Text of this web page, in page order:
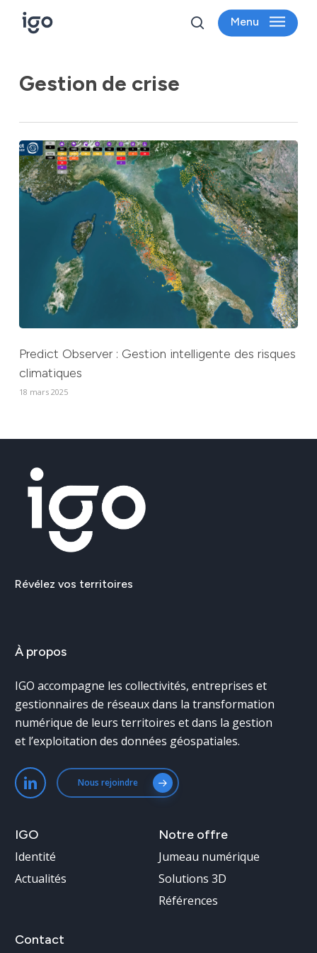
search
Menu
Gestion de crise
Predict Observer : Gestion intelligente des risques
climatiques
18 mars 2025
Révélez vos territoires
À propos
IGO accompagne les collectivités, entreprises et
gestionnaires de réseaux dans la transformation
numérique de leurs territoires et dans la gestion
et l’exploitation des données géospatiales.
Nous rejoindre
IGO
Identité
Actualités
Notre offre
Jumeau numérique
Solutions 3D
Références
Contact
Identité
Actualités